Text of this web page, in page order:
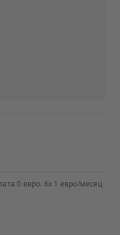
0 евро. 6x 1 евро/месяц